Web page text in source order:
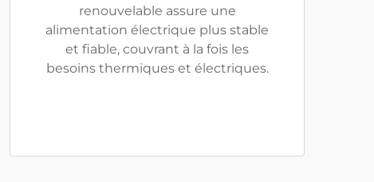
renouvelable assure une
alimentation électrique plus stable
et fiable, couvrant à la fois les
besoins thermiques et électriques.